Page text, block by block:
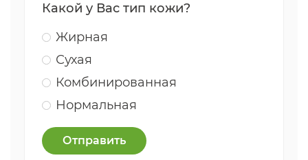
Какой у Вас тип кожи?
Жирная
Сухая
Комбинированная
Нормальная
Отправить